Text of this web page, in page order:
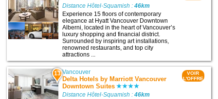
Distance Hôtel-Squamish :46km
Experience 15 floors of contemporary
elegance at Hyatt Vancouver Downtown
Alberni, located in the heart of Vancouver’s
luxury shopping and financial district.
Surrounded by inspiring art installations,
renowned restaurants, and top city
attractions ...
13 Vancouver
Delta Hotels by Marriott Vancouver
Downtown Suites
Distance Hôtel-Squamish :46km
VOIR
L'OFFRE